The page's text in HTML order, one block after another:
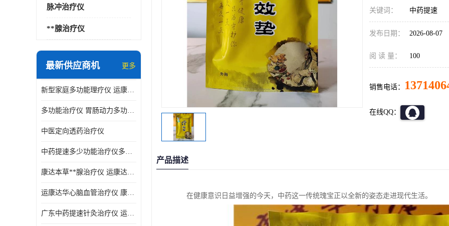
脉冲治疗仪
**腺治疗仪
最新供应商机 更多
新型家庭多功能理疗仪 运康达华
多功能治疗仪 胃肠动力多功能治疗仪
中医定向透药治疗仪
中药提速多少功能治疗仪多少钱 实体店仪器
康达本草**腺治疗仪 运康达华 开发新顾客用仪器
运康达华心脑血管治疗仪 康达本草 体验店仪器
广东中药提速针灸治疗仪 运康达华 会销店锁定顾客用仪器
关键词： 中药提速
发布日期： 2026-08-07
阅 读 量： 100
销售电话：
在线QQ：
产品描述
在健康意识日益增强的今天，中药这一传统瑰宝正以全新的姿态走进现代生活。